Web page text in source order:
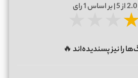
2.0از 5 | بر اساس 1رای
را نیز پسندیده‌اند 🔥